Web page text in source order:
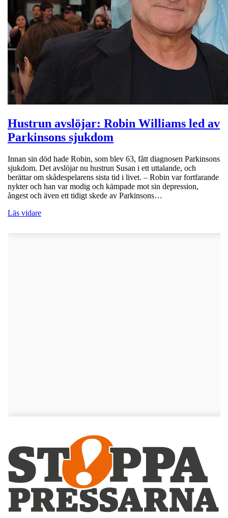
Hustrun avslöjar: Robin Williams led av
Parkinsons sjukdom
Innan sin död hade Robin, som blev 63, fått diagnosen Parkinsons
sjukdom. Det avslöjar nu hustrun Susan i ett uttalande, och
berättar om skådespelarens sista tid i livet. – Robin var fortfarande
nykter och han var modig och kämpade mot sin depression,
ångest och även ett tidigt skede av Parkinsons…
Läs vidare